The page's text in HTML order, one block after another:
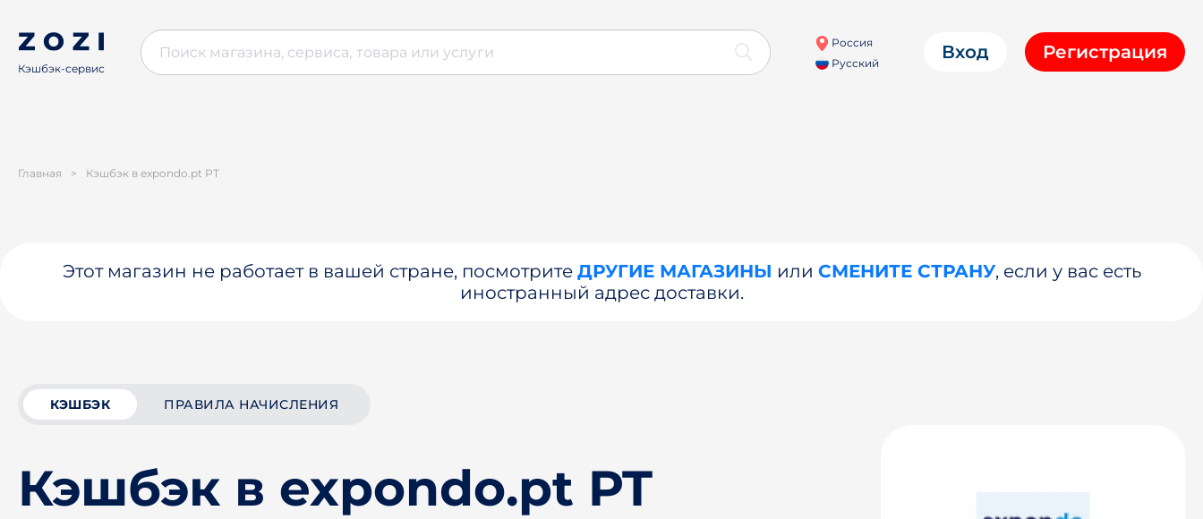
Кэшбэк-сервис
Россия
Русский
Вход Регистрация
Главная > Кэшбэк в expondo.pt PT
Этот магазин не работает в вашей стране, посмотрите ДРУГИЕ МАГАЗИНЫ или СМЕНИТЕ СТРАНУ, если у вас есть
иностранный адрес доставки.
КЭШБЭК ПРАВИЛА НАЧИСЛЕНИЯ
Кэшбэк в expondo.pt PT